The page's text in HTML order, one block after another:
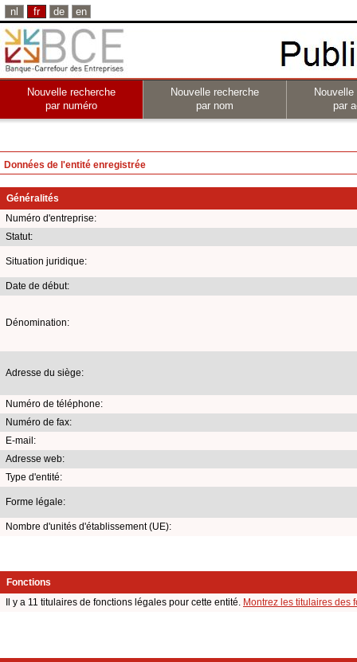
nl fr de en
Nouvelle recherche
par numéro
Nouvelle recherche
par nom
par
Données de l'entité enregistrée
Généralités
Numéro d'entreprise:
Statut:
Situation juridique:
Date de début:
Dénomination:
Adresse du siège:
Numéro de téléphone:
Numéro de fax:
E-mail:
Adresse web:
Type d'entité:
Forme légale:
Nombre d'unités d'établissement (UE):
Fonctions
Il y a 11 titulaires de fonctions légales pour cette entité. Montrez les titulaires des